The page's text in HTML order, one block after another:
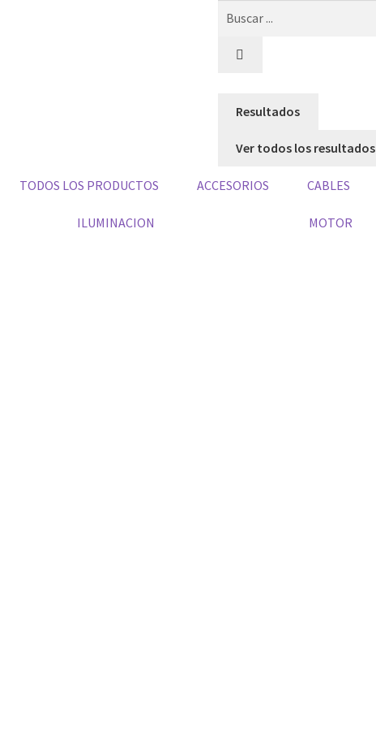
Resultados
Ver todos los resultados
TODOS LOS PRODUCTOS ACCESORIOS CABLES
ILUMINACION MOTOR